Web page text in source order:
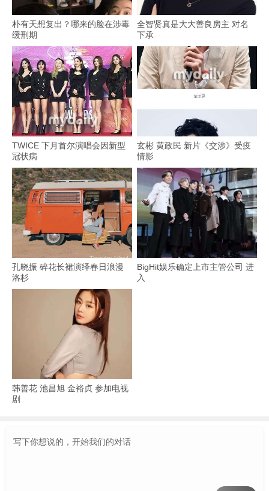
朴有天想复出？哪来的脸在涉毒
缓刑期
全智贤真是大大善良房主 对名
下承
TWICE 下月首尔演唱会因新型
冠状病
玄彬 黄政民 新片《交涉》受疫
情影
孔晓振 碎花长裙演绎春日浪漫
洛杉
BigHit娱乐确定上市主管公司 进
入
韩善花 池昌旭 金裕贞 参加电视
剧